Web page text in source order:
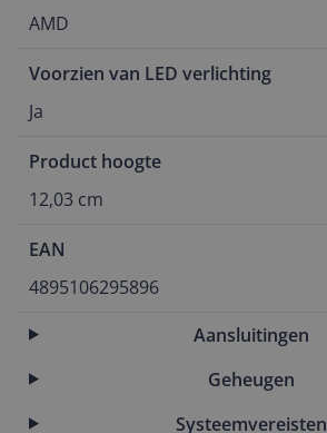
AMD
Voorzien van LED verlichting
Ja
Product hoogte
12,03 cm
EAN
4895106295896
Aansluitingen
Geheugen
Systeemvereisten